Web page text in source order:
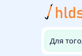
Для